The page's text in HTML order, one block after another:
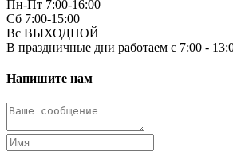
Пн-Пт 7:00-16:00
Сб 7:00-15:00
Вс ВЫХОДНОЙ
В праздничные дни работаем с 7:00 -
Напишите нам